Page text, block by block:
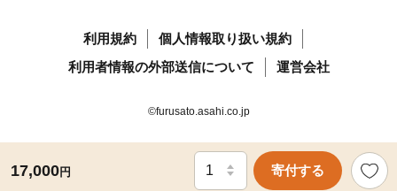
17,000円 寄付する
利用規約
個人情報取り扱い規約
利用者情報の外部送信について
運営会社
©furusato.asahi.co.jp